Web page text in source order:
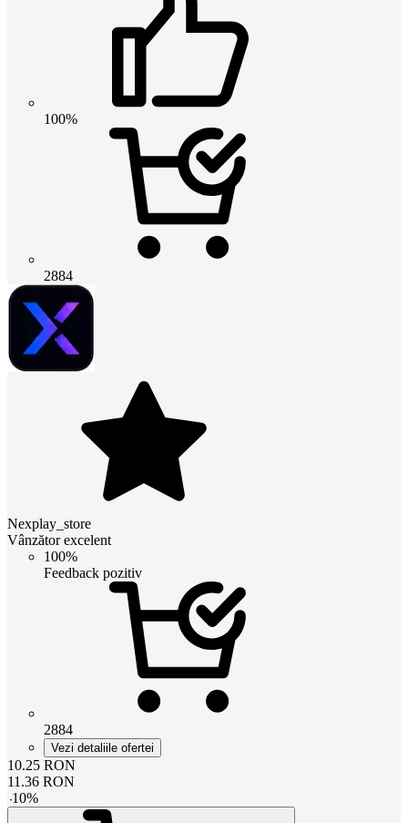
100%
2884
Nexplay_store
Vânzător excelent
100%
Feedback pozitiv
2884
Vezi detaliile ofertei
10.25 RON
11.36 RON
-10%